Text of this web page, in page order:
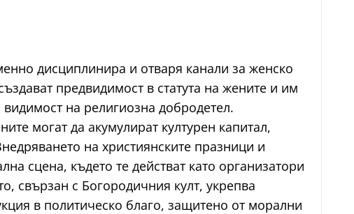
дисциплинира и отваря канали за женско
предвидимост в статута на жените и им
на религиозна добродетел.
могат да акумулират културен капитал,
на християнските празници и
сцена, където те действат като организатори
свързан с Богородичния култ, укрепва
в политическо благо, защитено от морални